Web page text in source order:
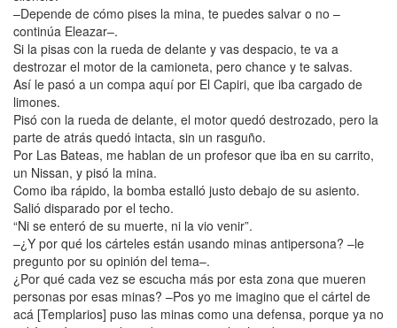
–Depende de cómo pises la mina, te puedes salvar o no –
continúa Eleazar–.
Si la pisas con la rueda de delante y vas despacio, te va a
destrozar el motor de la camioneta, pero chance y te salvas.
Así le pasó a un compa aquí por El Capiri, que iba cargado de
limones.
Pisó con la rueda de delante, el motor quedó destrozado, pero la
parte de atrás quedó intacta, sin un rasguño.
Por Las Bateas, me hablan de un profesor que iba en su carrito,
un Nissan, y pisó la mina.
Como iba rápido, la bomba estalló justo debajo de su asiento.
Salió disparado por el techo.
“Ni se enteró de su muerte, ni la vio venir”.
–¿Y por qué los cárteles están usando minas antipersona? –le
pregunto por su opinión del tema–.
¿Por qué cada vez se escucha más por esta zona que mueren
personas por esas minas? –Pos yo me imagino que el cártel de
acá [Templarios] puso las minas como una defensa, porque ya no